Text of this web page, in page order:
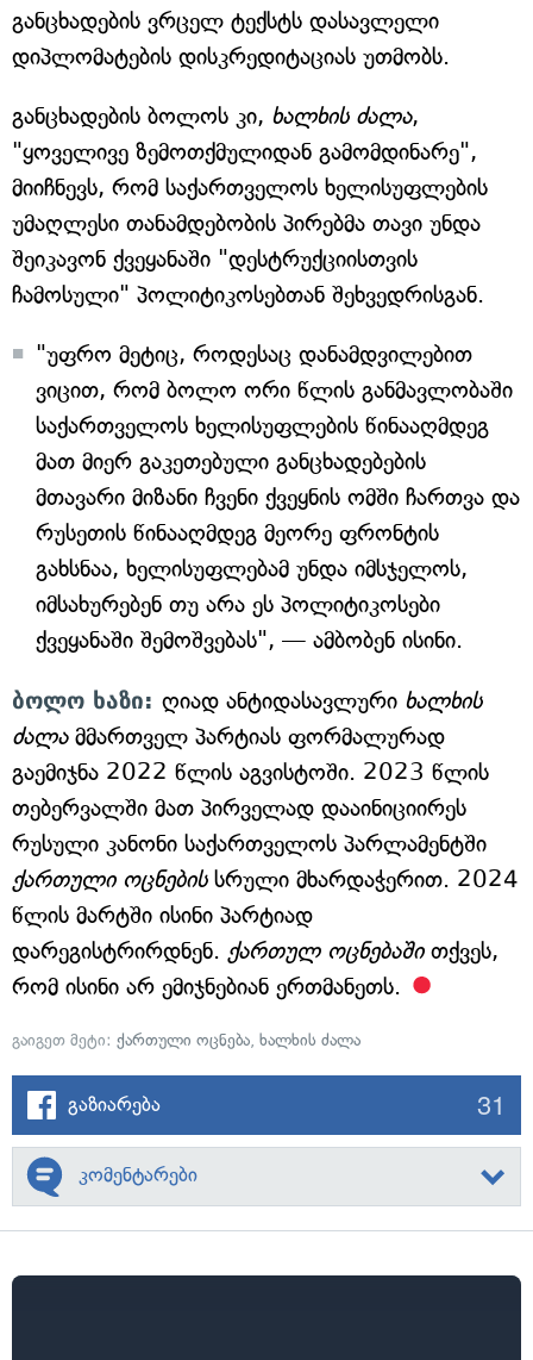
განცხადების ვრცელ ტექსტს დასავლელი
დიპლომატების დისკრედიტაციას უთმობს.
განცხადების ბოლოს კი, ხალხის ძალა,
"ყოველივე ზემოთქმულიდან გამომდინარე",
მიიჩნევს, რომ საქართველოს ხელისუფლების
უმაღლესი თანამდებობის პირებმა თავი უნდა
შეიკავონ ქვეყანაში "დესტრუქციისთვის
ჩამოსული" პოლიტიკოსებთან შეხვედრისგან.
"უფრო მეტიც, როდესაც დანამდვილებით
ვიცით, რომ ბოლო ორი წლის განმავლობაში
საქართველოს ხელისუფლების წინააღმდეგ
მათ მიერ გაკეთებული განცხადებების
მთავარი მიზანი ჩვენი ქვეყნის ომში ჩართვა და
რუსეთის წინააღმდეგ მეორე ფრონტის
გახსნაა, ხელისუფლებამ უნდა იმსჯელოს,
იმსახურებენ თუ არა ეს პოლიტიკოსები
ქვეყანაში შემოშვებას", — ამბობენ ისინი.
ბოლო ხაზი: ღიად ანტიდასავლური ხალხის
ძალა მმართველ პარტიას ფორმალურად
გაემიჯნა 2022 წლის აგვისტოში. 2023 წლის
თებერვალში მათ პირველად დააინიციირეს
რუსული კანონი საქართველოს პარლამენტში
ქართული ოცნების სრული მხარდაჭერით. 2024
წლის მარტში ისინი პარტიად
დარეგისტრირდნენ. ქართულ ოცნებაში თქვეს,
რომ ისინი არ ემიჯნებიან ერთმანეთს.
გაიგეთ მეტი: ქართული ოცნება, ხალხის ძალა
გაზიარება 31
კომენტარები